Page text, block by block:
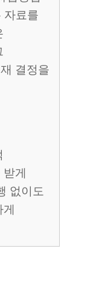
자료를
결정을
게
없이도